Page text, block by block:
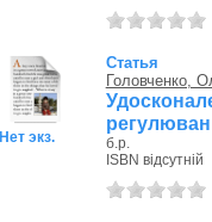
Нет экз.
Статья
Головченко,
б.р.
ISBN відсутній